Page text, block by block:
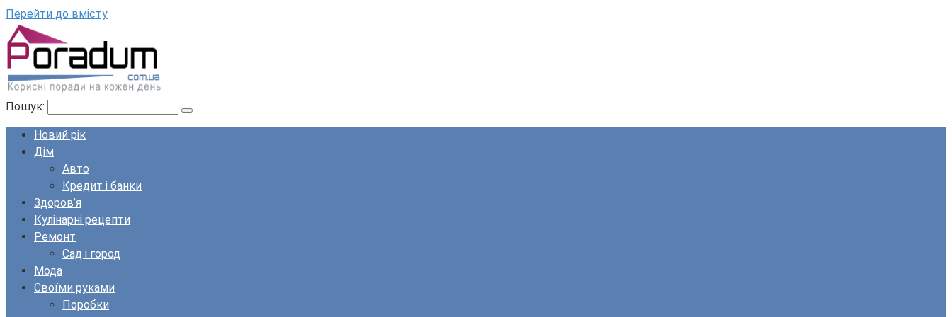
Перейти до вмісту
Пошук:
Новий рік
Дім
Авто
Кредит і банки
Здоров’я
Кулінарні рецепти
Ремонт
Сад і город
Мода
Своїми руками
Поробки